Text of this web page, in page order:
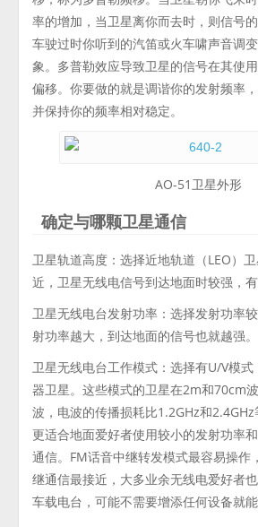
率的增加，当卫星离你而去时，则信号
车驶过时你听到的汽笛或火车啸声音调
象。多普勒效应导致卫星的信号在其使
偏移。你要做的就是调谐你的发射频率
并保持你的频率相对稳定。
AO-51卫星外形
确定与哪颗卫星通信
卫星轨道高度：选择近地轨道（LEO）
近，卫星无线电信号到达地面时较强，有
卫星无线电台发射功率：选择发射功率
射功率越大，到达地面的信号也就越强。
卫星无线电台工作模式：选择有U/V模
器卫星。这些模式的卫星在2m和70cm
波，电波的传播损耗比1.2GHz和2.4GHz
更适合地面爱好者使用较小的发射功率
通信。FM话音中继转发模式最容易操作
继通信最接近，大多业余无线电爱好者
车载电台，可能不需要增添任何设备就能